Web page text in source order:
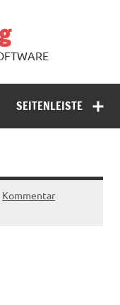
SEITENLEISTE
Kommentar